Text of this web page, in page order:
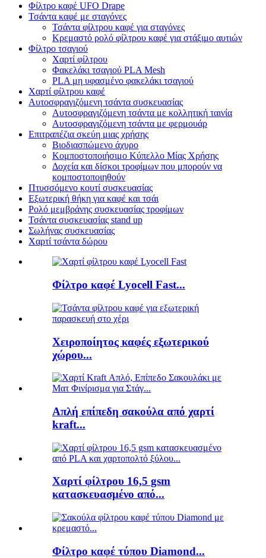
Φίλτρο καφέ UFO Drape
Τσάντα καφέ με σταγόνες
Τσάντα φίλτρου καφέ για σταγόνες
Κρεμαστό ρολό φίλτρου καφέ για στάξιμο αυτιών
Φίλτρο τσαγιού
Χαρτί φίλτρου
Φακελάκι τσαγιού PLA Mesh
PLA μη υφασμένο φακελάκι τσαγιού
Χαρτί φίλτρου καφέ
Αυτοσφραγιζόμενη τσάντα συσκευασίας
Αυτοσφραγιζόμενη τσάντα με κολλητική ταινία
Αυτοσφραγιζόμενη τσάντα με φερμουάρ
Επιτραπέζια σκεύη μιας χρήσης
Βιοδιασπώμενο άχυρο
Κομποστοποιήσιμο Κύπελλο Μίας Χρήσης
Δοχεία και δίσκοι τροφίμων που μπορούν να
κομποστοποιηθούν
Πτυσσόμενο κουτί συσκευασίας
Εξωτερική θήκη για καφέ και τσάι
Ρολό μεμβράνης συσκευασίας τροφίμων
Τσάντα συσκευασίας stand up
Σωλήνας συσκευασίας
Χαρτί τσάντα δώρου
Φίλτρο καφέ Lyocell Fast...
Χειροποίητος καφές εξωτερικού
χώρου...
Απλή επίπεδη σακούλα από χαρτί
kraft...
Χαρτί φίλτρου 16,5 gsm
κατασκευασμένο από...
Φίλτρο καφέ τύπου Diamond...